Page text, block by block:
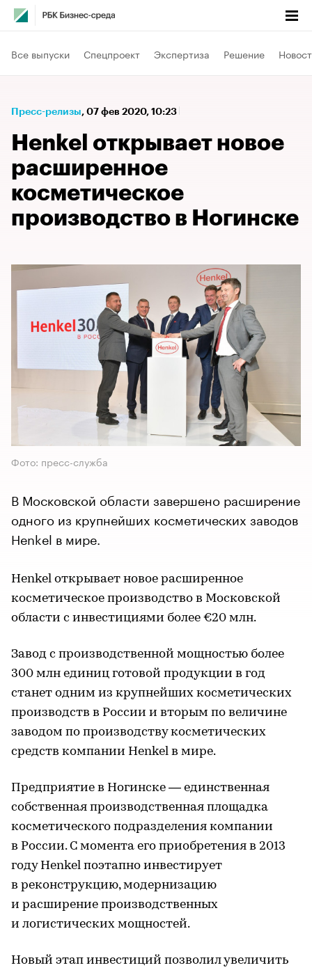
Все выпуски Спецпроект Экспертиза Решение
Пресс-релизы⁠, 07 фев 2020, 10:23
Henkel открывает новое
расширенное
косметическое
производство в Ногинске
Фото: пресс-служба
В Московской области завершено расширение
одного из крупнейших косметических заводов
Henkel в мире.
Henkel открывает новое расширенное
косметическое производство в Московской
области с инвестициями более €20 млн.
Завод с производственной мощностью более
300 млн единиц готовой продукции в год
станет одним из крупнейших косметических
производств в России и вторым по величине
заводом по производству косметических
средств компании Henkel в мире.
Предприятие в Ногинске — единственная
собственная производственная площадка
косметического подразделения компании
в России. С момента его приобретения в 2013
году Henkel поэтапно инвестирует
в реконструкцию, модернизацию
и расширение производственных
и логистических мощностей.
Новый этап инвестиций позволил увеличить